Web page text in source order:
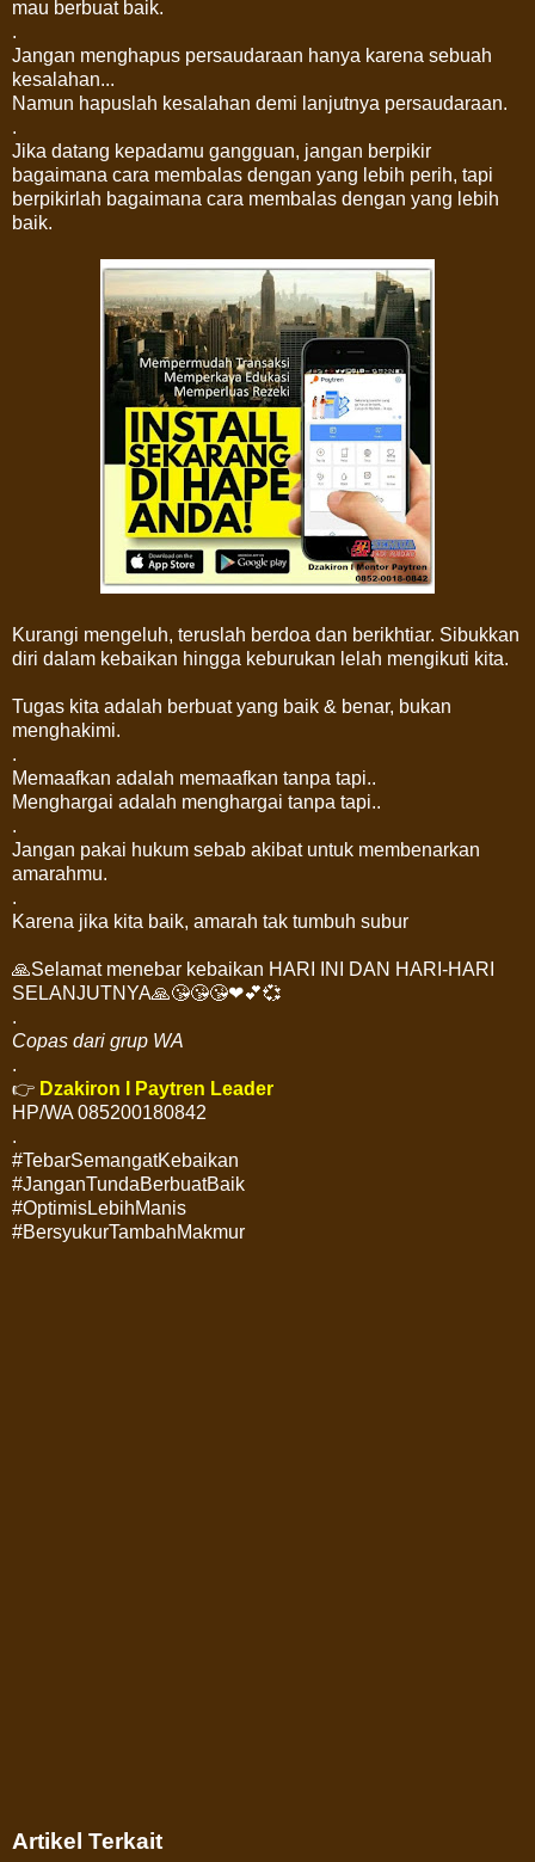
mau berbuat baik.
.
Jangan menghapus persaudaraan hanya karena sebuah
kesalahan...
Namun hapuslah kesalahan demi lanjutnya persaudaraan.
.
Jika datang kepadamu gangguan, jangan berpikir
bagaimana cara membalas dengan yang lebih perih, tapi
berpikirlah bagaimana cara membalas dengan yang lebih
baik.
Kurangi mengeluh, teruslah berdoa dan berikhtiar. Sibukkan
diri dalam kebaikan hingga keburukan lelah mengikuti kita.
Tugas kita adalah berbuat yang baik & benar, bukan
menghakimi.
.
Memaafkan adalah memaafkan tanpa tapi..
Menghargai adalah menghargai tanpa tapi..
.
Jangan pakai hukum sebab akibat untuk membenarkan
amarahmu.
.
Karena jika kita baik, amarah tak tumbuh subur
🙏Selamat menebar kebaikan HARI INI DAN HARI-HARI
SELANJUTNYA🙏😘😘😘❤💕💞
.
Copas dari grup WA
.
👉 Dzakiron l Paytren Leader
HP/WA 085200180842
.
#TebarSemangatKebaikan
#JanganTundaBerbuatBaik
#OptimisLebihManis
#BersyukurTambahMakmur
Artikel Terkait